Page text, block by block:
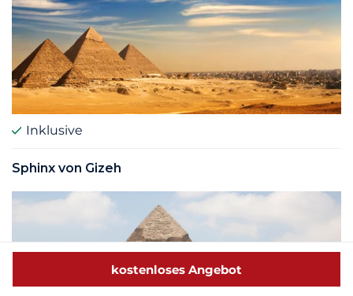
Inklusive
Sphinx von Gizeh
kostenloses Angebot